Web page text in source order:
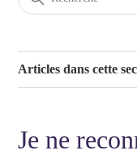
Articles dans cette
Je ne